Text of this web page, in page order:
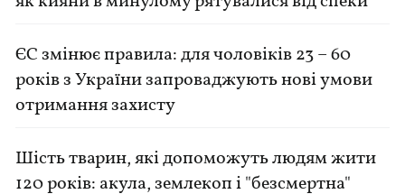
ЄС змінює правила: для чоловіків 23 – 60
років з України запроваджують нові умови
отримання захисту
Шість тварин, які допоможуть людям жити
120 років: акула, землекоп і "безсмертна"